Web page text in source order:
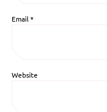
Email*
Website